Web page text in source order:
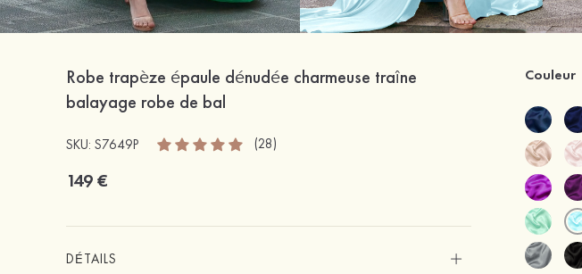
Robe trapèze épaule dénudée charmeuse traîne
balayage robe de bal
SKU: S7649P (28)
149 €
DÉTAILS
Couleur